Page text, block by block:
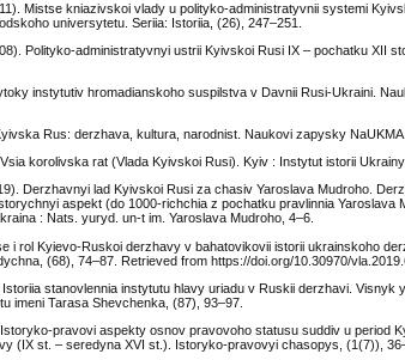
Mistse kniazivskoi vlady u polityko-administratyvnii systemi
universytetu. Seriia: Istoriia, (26), 247–251.
Polityko-administratyvnyi ustrii Kyivskoi Rusi IX – pochatku XII
instytutiv hromadianskoho suspilstva v Davnii Rusi-Ukraini.
Rus: derzhava, kultura, narodnist. Naukovi zapysky
korolivska rat (Vlada Kyivskoi Rusi). Kyiv : Instytut istorii
Derzhavnyi lad Kyivskoi Rusi za chasiv Yaroslava Mudroho.
aspekt (do 1000-richchia z pochatku pravlinnia Yaroslava
: Nats. yuryd. un-t im. Yaroslava Mudroho, 4–6.
i rol Kyievo-Ruskoi derzhavy v bahatovikovii istorii ukrainskoho
(68), 74–87. Retrieved from https://doi.org/10.30970/
stanovlennia instytutu hlavy uriadu v Ruskii derzhavi. Visnyk
imeni Tarasa Shevchenka, (87), 93–97.
pravovi aspekty osnov pravovoho statusu suddiv u period
(IХ st. – seredyna ХVI st.). Istoryko-pravovyi chasopys, (1(7)),